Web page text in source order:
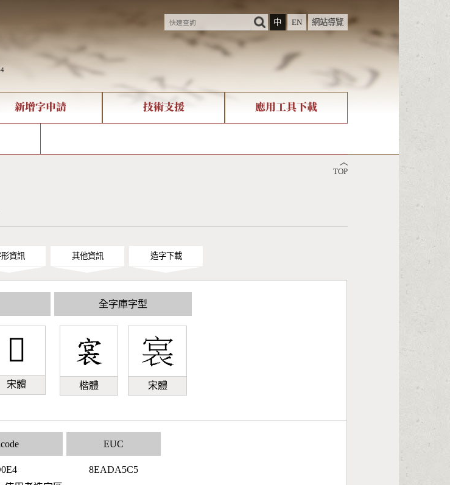
中
EN 網站導覽
新增字申請 技術支援 應用工具下載
︿
TOP
形資訊 其他資訊 造字下載
󽃤
宋體
全字庫字型
楷體 宋體
EUC
8EADA5C5